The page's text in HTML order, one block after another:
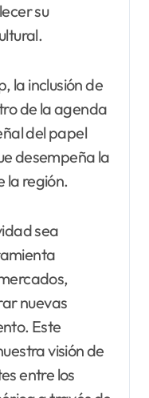
su
la inclusión de
de la agenda
del papel
desempeña la
la región.
sea
nuevas
Este
visión de
entre los